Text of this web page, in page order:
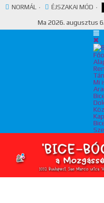
NORMÁL ÉJSZAKAI MÓD
Ma 2026. augusztus
Mi